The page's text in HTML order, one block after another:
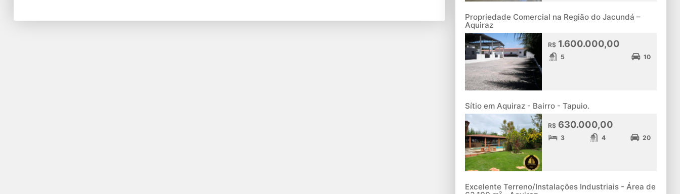
Propriedade Comercial na Região do Jacundá –
Aquiraz
R$ 1.600.000,00
5 10
Sítio em Aquiraz - Bairro - Tapuio.
R$ 630.000,00
3 4 20
Excelente Terreno/Instalações Industriais - Área de